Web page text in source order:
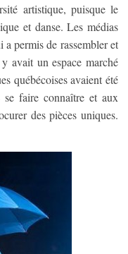
artistique, puisque le
et danse. Les médias
a permis de rassembler et
avait un espace marché
québécoises avaient été
se faire connaître et aux
des pièces uniques.